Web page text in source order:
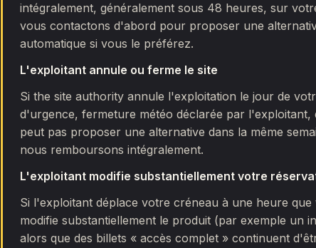
intégralement, généralement sous 48 heures, sur
vous contactons d'abord pour proposer une
automatique si vous le préférez.
L'exploitant annule ou ferme le site
Si the site authority annule l'exploitation le jour de
d'urgence, fermeture météo déclarée par l'exploitant,
peut pas proposer une alternative dans la même
nous remboursons intégralement.
L'exploitant modifie substantiellement votre
Si l'exploitant déplace votre créneau à une heure
modifie substantiellement le produit (par exemple un
alors que des billets « accès complet » continuent